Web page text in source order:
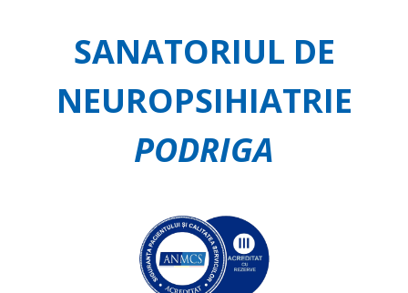
SANATORIUL DE
NEUROPSIHIATRIE
PODRIGA